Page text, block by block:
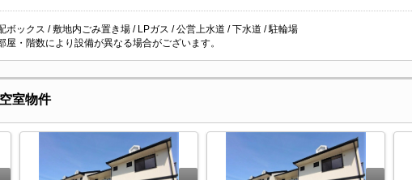
ボックス / 敷地内ごみ置き場 / LPガス / 公営上水道 / 下水道 / 駐輪場
屋・階数により設備が異なる場合がございます。
室物件